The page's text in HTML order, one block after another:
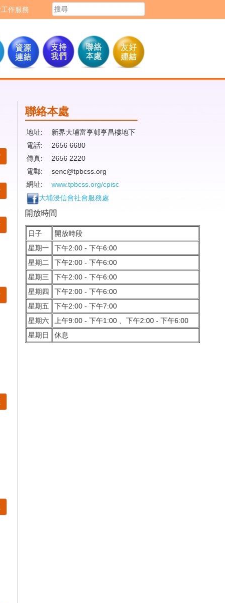
作服務
聯絡本處
地址:
新界大埔富亨邨亨昌樓地下
電話:
2656 6680
傳真:
2656 2220
電郵:
senc@tpbcss.org
網址:
www.tpbcss.org/cpisc
大埔浸信會社會服務處
開放時間
日子
開放時段
星期一
下午2:00 - 下午6:00
星期二
下午2:00 - 下午6:00
星期三
下午2:00 - 下午6:00
星期四
下午2:00 - 下午6:00
星期五
下午2:00 - 下午7:00
星期六
上午9:00 - 下午1:00 、下午2:00 - 下午6:00
星期日
休息